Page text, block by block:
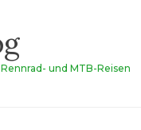
und MTB-Reisen